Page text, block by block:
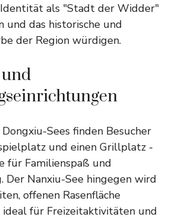
Identität als "Stadt der Widder"
und das historische und
der Region würdigen.
Sees finden Besucher
und einen Grillplatz -
für Familienspaß und
Der Nanxiu-See hingegen wird
offenen Rasenfläche
ideal für Freizeitaktivitäten und